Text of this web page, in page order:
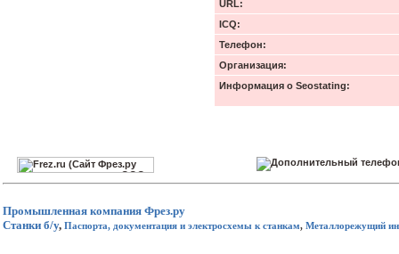
URL:
ICQ:
Телефон:
Организация:
Информация о Seostating:
Промышленная компания Фрез.ру
Станки б/у, Паспорта, документация и электросхемы к станкам, Металлорежущий